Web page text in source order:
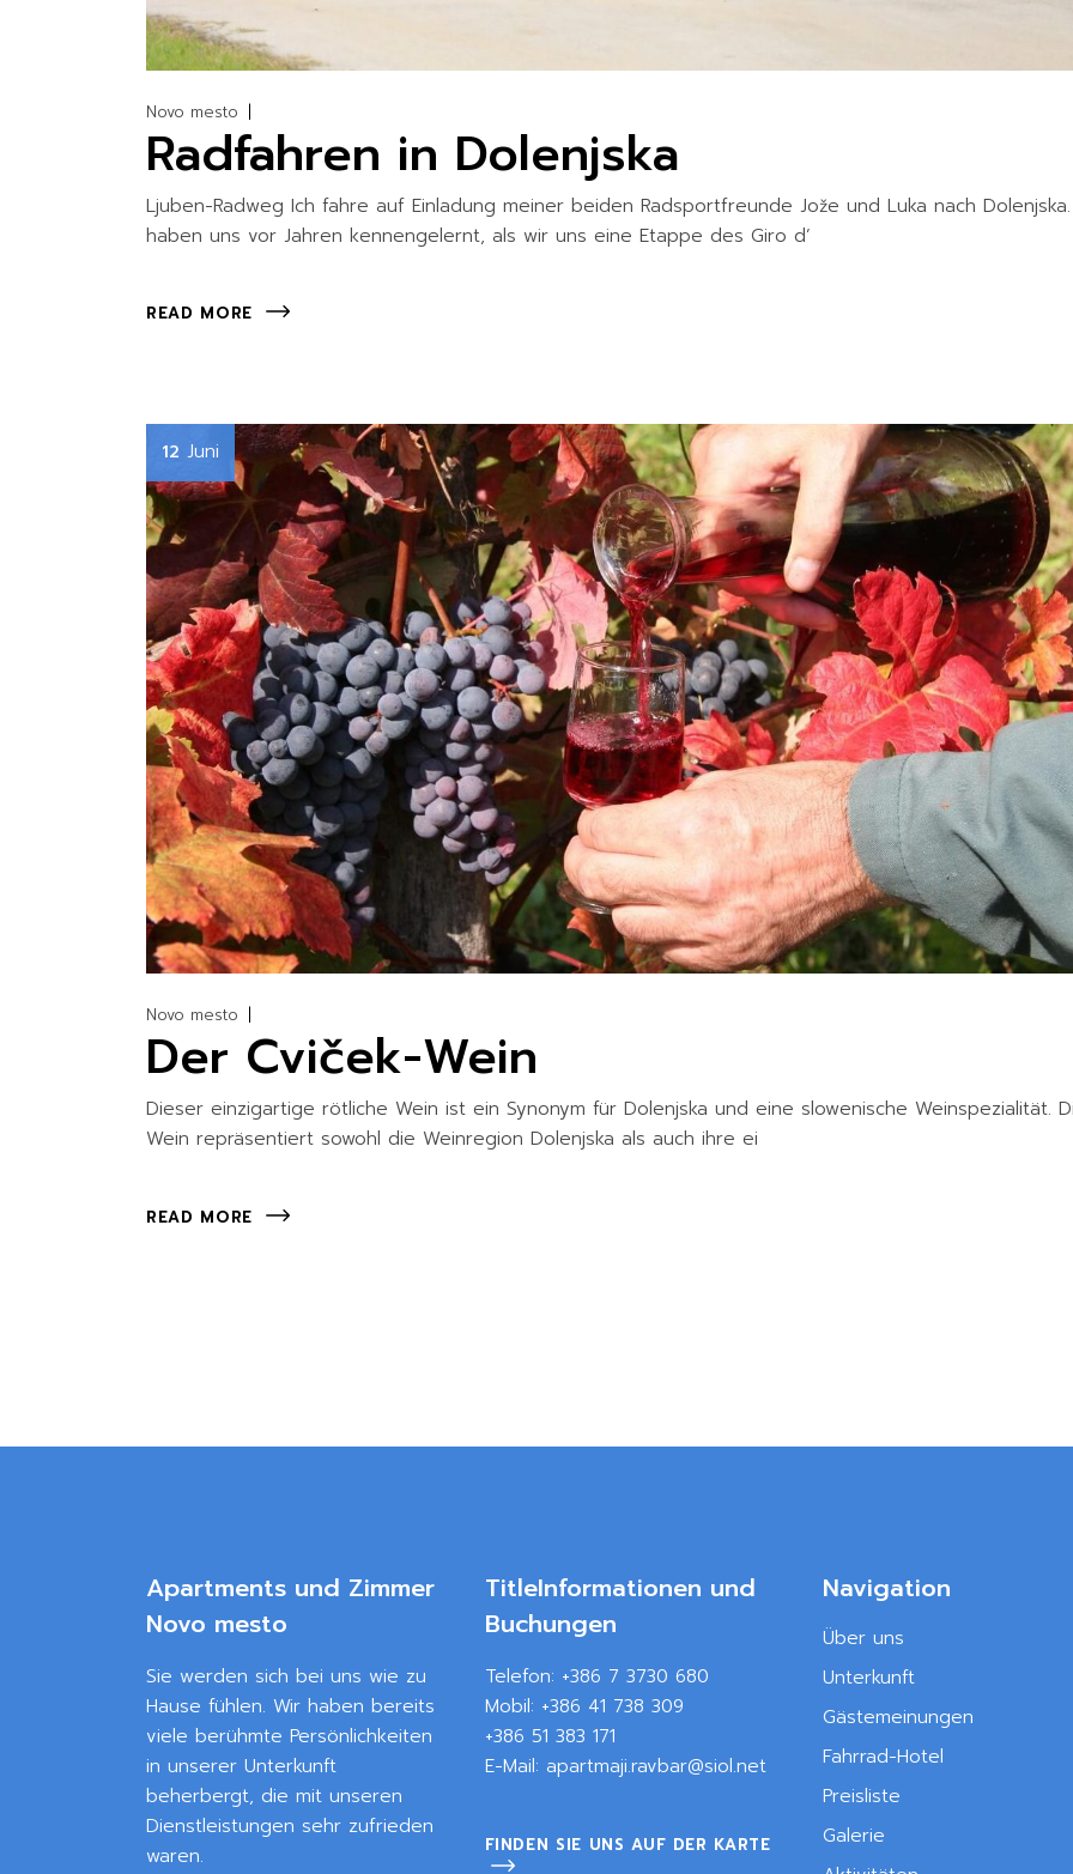
Novo mesto
Radfahren in Dolenjska
Ljuben-Radweg Ich fahre auf Einladung meiner beiden Radsportfreunde Jože und Luka nach
haben uns vor Jahren kennengelernt, als wir uns eine Etappe des Giro d’
READ MORE
12 Juni
Novo mesto
Der Cviček-Wein
Dieser einzigartige rötliche Wein ist ein Synonym für Dolenjska und eine slowenische Weinspezialität.
Wein repräsentiert sowohl die Weinregion Dolenjska als auch ihre ei
READ MORE
Apartments und Zimmer
Novo mesto
Sie werden sich bei uns wie zu
Hause fühlen. Wir haben bereits
viele berühmte Persönlichkeiten
in unserer Unterkunft
beherbergt, die mit unseren
Dienstleistungen sehr zufrieden
waren.
TitleInformationen und
Buchungen
Telefon: +386 7 3730 680
Mobil: +386 41 738 309
+386 51 383 171
E-Mail: apartmaji.ravbar@siol.net
FINDEN SIE UNS AUF DER KARTE
Navigation
Über uns
Unterkunft
Gästemeinungen
Fahrrad-Hotel
Preisliste
Galerie